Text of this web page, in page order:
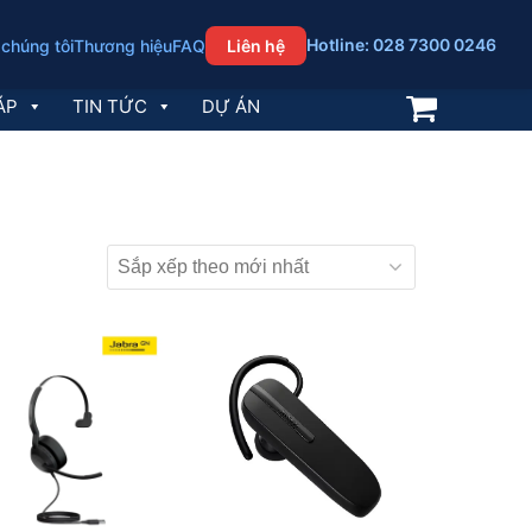
tôiThương hiệuFAQ Liên hệ Hotline: 028 7300 0246
TIN TỨC DỰ ÁN